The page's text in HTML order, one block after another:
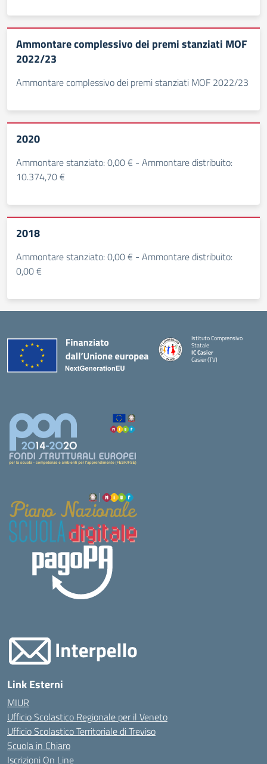
Ammontare complessivo dei premi stanziati MOF
2022/23
Ammontare complessivo dei premi stanziati MOF 2022/23
2020
Ammontare stanziato: 0,00 € - Ammontare distribuito:
10.374,70 €
2018
Ammontare stanziato: 0,00 € - Ammontare distribuito:
0,00 €
Istituto Comprensivo
Statale
IC Casier
Casier (TV)
Link Esterni
MIUR
Ufficio Scolastico Regionale per il Veneto
Ufficio Scolastico Territoriale di Treviso
Scuola in Chiaro
Iscrizioni On Line